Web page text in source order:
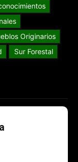
Originarios
Sur Forestal